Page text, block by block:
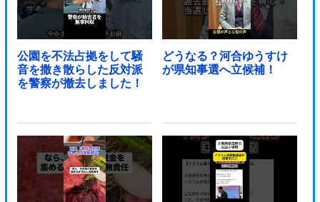
公園を不法占拠をして騒
音を撒き散らした反対派
を警察が撤去しました！
どうなる？河合ゆうすけ
が県知事選へ立候補！